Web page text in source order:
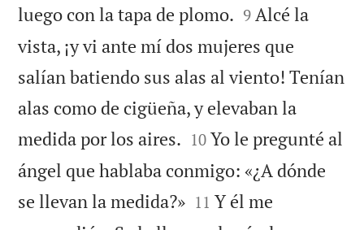
luego con la tapa de plomo. 

9 Alcé la
vista, ¡y vi ante mí dos mujeres que
salían batiendo sus alas al viento! Tenían
alas como de cigüeña, y elevaban la
medida por los aires. 

10 Yo le pregunté al
ángel que hablaba conmigo: «¿A dónde
se llevan la medida?»
11 Y él me